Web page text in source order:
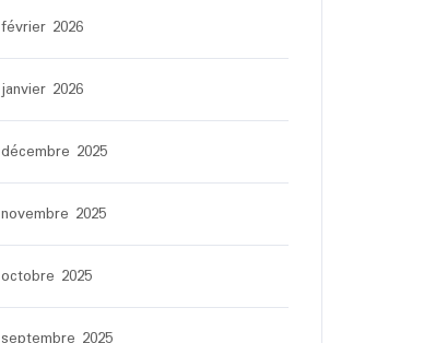
février 2026
janvier 2026
décembre 2025
novembre 2025
octobre 2025